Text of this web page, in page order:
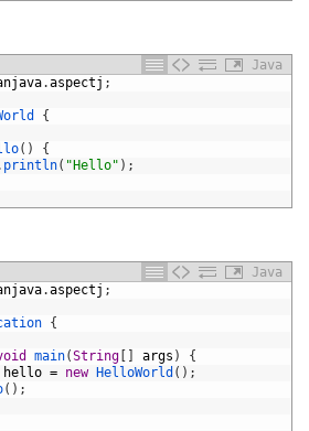
Java
.aspectj ;
{
( )
{
println( "Hello" ) ;
Java
.aspectj ;
{
main(String [ ] args )
{
hello = new HelloWorld ( ) ;
( ) ;